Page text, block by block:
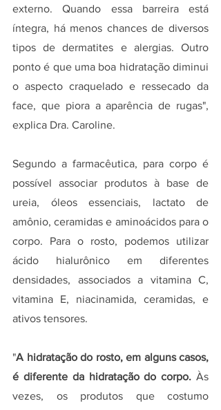
externo. Quando essa barreira está
íntegra, há menos chances de diversos
tipos de dermatites e alergias. Outro
ponto é que uma boa hidratação diminui
o aspecto craquelado e ressecado da
face, que piora a aparência de rugas",
explica Dra. Caroline.
Segundo a farmacêutica, para corpo é
possível associar produtos à base de
ureia, óleos essenciais, lactato de
amônio, ceramidas e aminoácidos para o
corpo. Para o rosto, podemos utilizar
ácido hialurônico em diferentes
densidades, associados a vitamina C,
vitamina E, niacinamida, ceramidas, e
ativos tensores.
"A hidratação do rosto, em alguns casos,
é diferente da hidratação do corpo. Às
vezes, os produtos que costumo